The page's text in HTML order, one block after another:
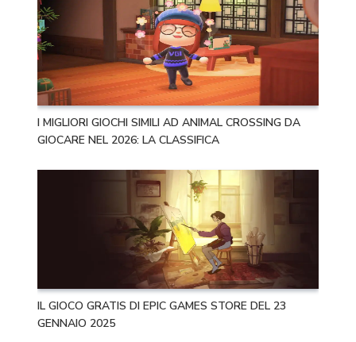
I MIGLIORI GIOCHI SIMILI AD ANIMAL CROSSING DA
GIOCARE NEL 2026: LA CLASSIFICA
IL GIOCO GRATIS DI EPIC GAMES STORE DEL 23
GENNAIO 2025